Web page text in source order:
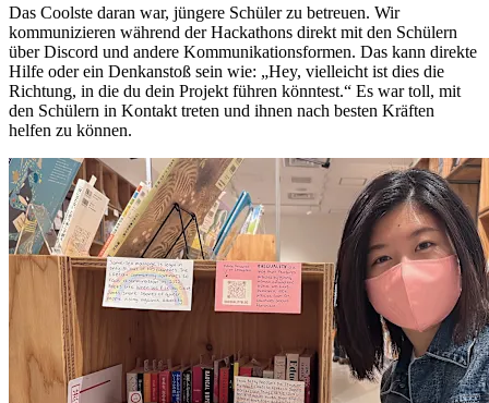
Das Coolste daran war, jüngere Schüler zu betreuen. Wir
kommunizieren während der Hackathons direkt mit den Schülern
über Discord und andere Kommunikationsformen. Das kann direkte
Hilfe oder ein Denkanstoß sein wie: „Hey, vielleicht ist dies die
Richtung, in die du dein Projekt führen könntest.“ Es war toll, mit
den Schülern in Kontakt treten und ihnen nach besten Kräften
helfen zu können.